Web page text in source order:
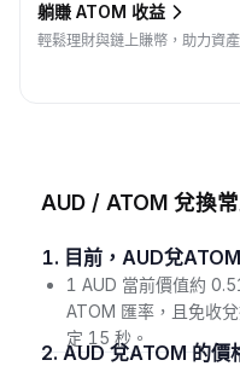
躺賺 ATOM 收益
輕鬆理財與鏈上賺幣，助力資
AUD / ATOM 兌換
1. 目前，AUD兌
1 AUD 當前價值約
ATOM 匯率，且免收
定 15 秒。
2. AUD 兌ATOM 的價格在過去 24 小時內的波動